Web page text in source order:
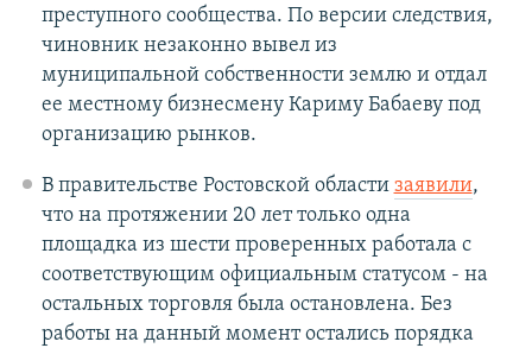
преступного сообщества. По версии следствия,
чиновник незаконно вывел из
муниципальной собственности землю и отдал
ее местному бизнесмену Кариму Бабаеву под
организацию рынков.
В правительстве Ростовской области заявили,
что на протяжении 20 лет только одна
площадка из шести проверенных работала с
соответствующим официальным статусом - на
остальных торговля была остановлена. Без
работы на данный момент остались порядка